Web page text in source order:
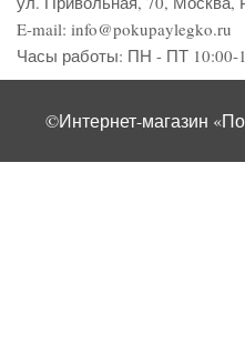
E-mail: info@pokupaylegko.ru
Часы работы: ПН - ПТ 10:00-
©Интернет-магазин